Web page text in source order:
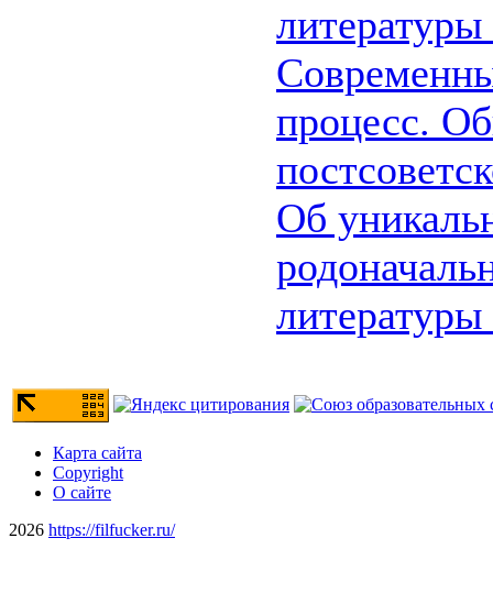
процесс.
Об
Карта сайта
Copyright
О сайте
2026 https://filfucker.ru/